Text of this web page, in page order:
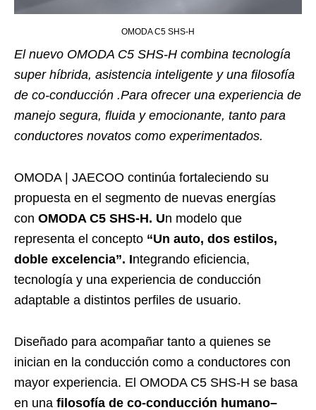
OMODA C5 SHS-H
El nuevo OMODA C5 SHS-H combina tecnología
super híbrida, asistencia inteligente y una filosofía
de co-conducción .Para ofrecer una experiencia de
manejo segura, fluida y emocionante, tanto para
conductores novatos como experimentados.
OMODA | JAECOO continúa fortaleciendo su
propuesta en el segmento de nuevas energías
con OMODA C5 SHS-H. Un modelo que
representa el concepto “Un auto, dos estilos,
doble excelencia”. Integrando eficiencia,
tecnología y una experiencia de conducción
adaptable a distintos perfiles de usuario.
Diseñado para acompañar tanto a quienes se
inician en la conducción como a conductores con
mayor experiencia. El OMODA C5 SHS-H se basa
en una filosofía de co-conducción humano–